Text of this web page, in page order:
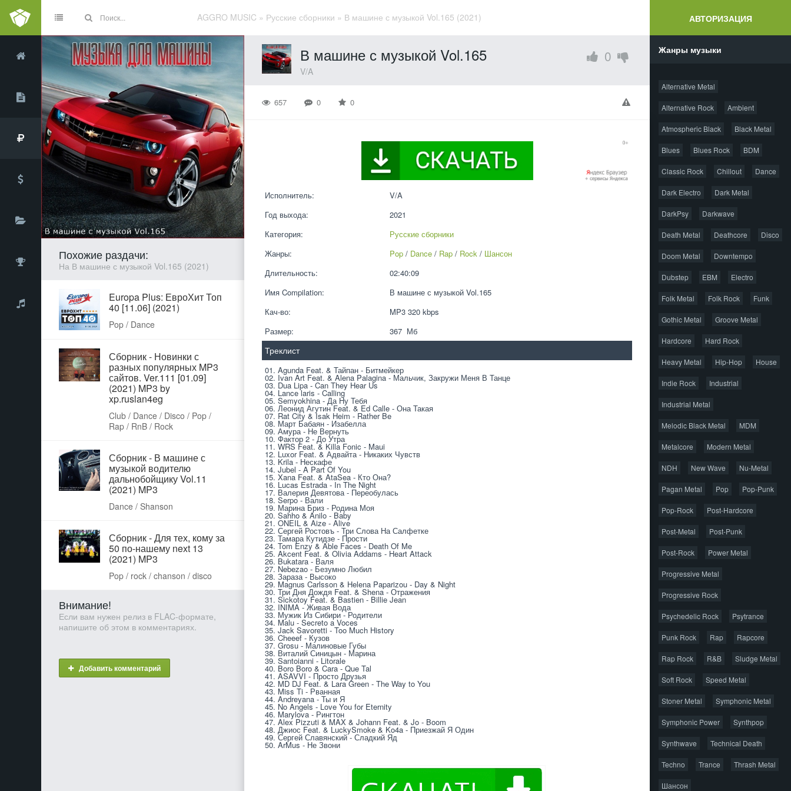
АВТОРИЗАЦИЯ
AGGRO MUSIC » Русские сборники » В машине с музыкой Vol.165 (2021)
В машине с музыкой Vol.165
V/A
0
657 0 0
Исполнитель:
V/A
Год выхода:
2021
Категория:
Русские сборники
Жанры:
Pop / Dance / Rap / Rock / Шансон
Длительность:
02:40:09
Имя Compilation:
В машине с музыкой Vol.165
Кач-во:
MP3 320 kbps
Размер:
367  Мб
Треклист
01. Agunda Feat. & Тайпан - Битмейкер
02. Ivan Art Feat. & Alena Palagina - Мальчик, Закружи Меня В Танце
03. Dua Lipa - Can They Hear Us
04. Lance laris - Calling
05. Semyokhina - Да Ну Тебя
06. Леонид Агутин Feat. & Ed Calle - Она Такая
07. Rat City & Isak Heim - Rather Be
08. Март Бабаян - Изабелла
09. Амура - Не Вернуть
10. Фактор 2 - До Утра
11. WRS Feat. & Killa Fonic - Maui
12. Luxor Feat. & Адвайта - Никаких Чувств
13. Krila - Нескафе
14. Jubel - A Part Of You
15. Xana Feat. & AtaSea - Кто Она?
16. Lucas Estrada - In The Night
17. Валерия Девятова - Переобулась
18. Serpo - Вали
19. Марина Бриз - Родина Моя
20. Sahho & Anilo - Baby
21. ONEIL & Aize - Alive
22. Сергей Ростовъ - Три Слова На Салфетке
23. Тамара Кутидзе - Прости
24. Tom Enzy & Able Faces - Death Of Me
25. Akcent Feat. & Olivia Addams - Heart Attack
26. Bukatara - Валя
27. Nebezao - Безумно Любил
28. Зараза - Высоко
29. Magnus Carlsson & Helena Paparizou - Day & Night
30. Три Дня Дождя Feat. & Shena - Отражения
31. Sickotoy Feat. & Bastien - Billie Jean
32. INIMA - Живая Вода
33. Мужик Из Сибири - Родители
34. Malu - Secreto a Voces
35. Jack Savoretti - Too Much History
36. Cheeef - Кузов
37. Grosu - Малиновые Губы
38. Виталий Синицын - Марина
39. Santoianni - Litorale
40. Boro Boro & Cara - Que Tal
41. ASAVVI - Просто Друзья
42. MD DJ Feat. & Lara Green - The Way to You
43. Miss Ti - Рванная
44. Andreyana - Ты и Я
45. No Angels - Love You for Eternity
46. Marylova - Рингтон
47. Alex Pizzuti & MAX & Johann Feat. & Jo - Boom
48. Джиос Feat. & LuckySmoke & Ko4a - Приезжай Я Один
49. Сергей Славянский - Сладкий Яд
50. ArMus - Не Звони
Похожие раздачи:
На В машине с музыкой Vol.165 (2021)
Europa Plus: ЕвроХит Топ
40 [11.06] (2021)
Pop / Dance
Сборник - Новинки с
разных популярных MP3
сайтов. Ver.111 [01.09]
(2021) MP3 by
xp.ruslan4eg
Club / Dance / Disco / Pop /
Rap / RnB / Rock
Сборник - В машине с
музыкой водителю
дальнобойщику Vol.11
(2021) MP3
Dance / Shanson
Сборник - Для тех, кому за
50 по-нашему next 13
(2021) MP3
Pop / rock / chanson / disco
Внимание!
Если вам нужен релиз в FLAC-формате,
напишите об этом в комментариях.
Добавить комментарий
Жанры музыки
Alternative Metal
Alternative Rock Ambient
Atmospheric Black Black Metal
Blues Blues Rock BDM
Classic Rock Chillout Dance
Dark Electro Dark Metal
DarkPsy Darkwave
Death Metal Deathcore Disco
Doom Metal Downtempo
Dubstep EBM Electro
Folk Metal Folk Rock Funk
Gothic Metal Groove Metal
Hardcore Hard Rock
Heavy Metal Hip-Hop House
Indie Rock Industrial
Industrial Metal
Melodic Black Metal MDM
Metalcore Modern Metal
NDH New Wave Nu-Metal
Pagan Metal Pop Pop-Punk
Pop-Rock Post-Hardcore
Post-Metal Post-Punk
Post-Rock Power Metal
Progressive Metal
Progressive Rock
Psychedelic Rock Psytrance
Punk Rock Rap Rapcore
Rap Rock R&B Sludge Metal
Soft Rock Speed Metal
Stoner Metal Symphonic Metal
Symphonic Power Synthpop
Synthwave Technical Death
Techno Trance Thrash Metal
Шансон